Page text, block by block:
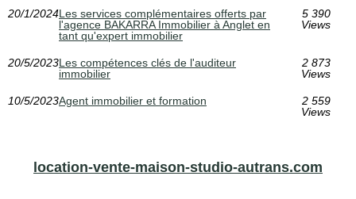
20/1/2024Les services complémentaires offerts par
l'agence BAKARRA Immobilier à Anglet en
tant qu'expert immobilier
5 390
Views
20/5/2023Les compétences clés de l'auditeur
immobilier
2 873
Views
10/5/2023Agent immobilier et formation
2 559
Views
location-vente-maison-studio-autrans.com